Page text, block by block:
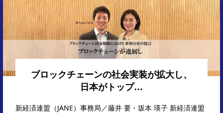
ブロックチェーンの社会実装が拡大し、
日本がトップ…
新経済連盟（JANE）事務局／藤井 要・坂本 瑛子 新経済連盟